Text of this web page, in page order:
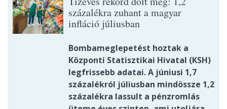
százalékra zuhant a magyar
infláció júliusban
Bombameglepetést hoztak a
Központi Statisztikai Hivatal (KSH)
legfrissebb adatai. A júniusi 1,7
százalékról júliusban mindössze 1,2
százalékra lassult a pénzromlás